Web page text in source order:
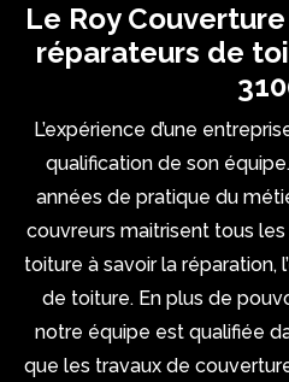
Le Roy
réparateurs de
L’expérience d’une
qualification de son
années de pratique du
couvreurs maitrisent tous
toiture à savoir la réparation,
de toiture. En plus de
notre équipe est qualifiée
que les travaux de